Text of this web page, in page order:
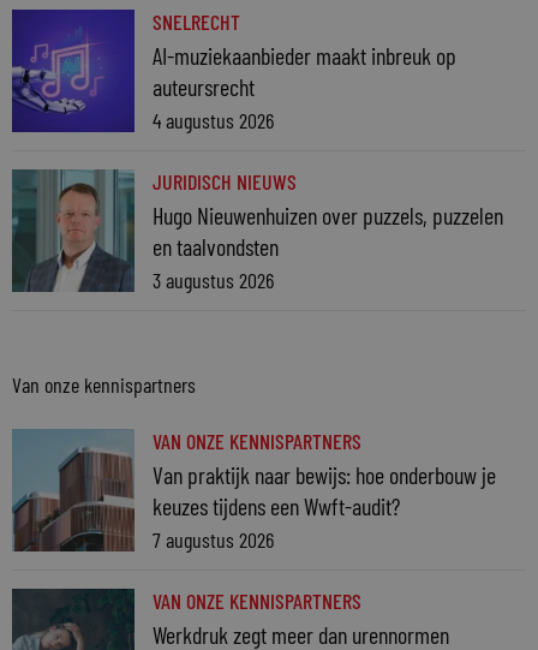
SNELRECHT
AI-muziekaanbieder maakt inbreuk op
auteursrecht
4 augustus 2026
JURIDISCH NIEUWS
Hugo Nieuwenhuizen over puzzels, puzzelen
en taalvondsten
3 augustus 2026
Van onze kennispartners
VAN ONZE KENNISPARTNERS
Van praktijk naar bewijs: hoe onderbouw je
keuzes tijdens een Wwft-audit?
7 augustus 2026
VAN ONZE KENNISPARTNERS
Werkdruk zegt meer dan urennormen